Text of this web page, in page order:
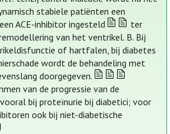
stabiele patiënten een
ACE-inhibitor ingesteld
ter
van het ventrikel. B. Bij
of hartfalen, bij diabetes
wordt de behandeling met
doorgegeven.
van de progressie van de
bij proteïnurie bij diabetici; voor
ook bij niet-diabetische